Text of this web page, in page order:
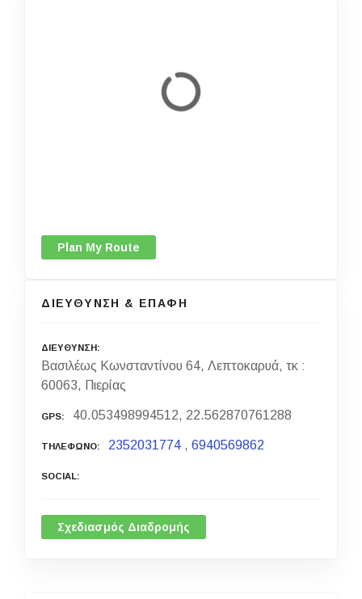
Plan My Route
ΔΙΕΥΘΥΝΣΗ & ΕΠΑΦΗ
ΔΙΕΥΘΥΝΣΗ
Βασιλέως Κωνσταντίνου 64, Λεπτοκαρυά, τκ :
60063, Πιερίας
GPS 40.053498994512, 22.562870761288
ΤΗΛΕΦΩΝΟ 2352031774 ,6940569862
SOCIAL
Σχεδιασμός Διαδρομής